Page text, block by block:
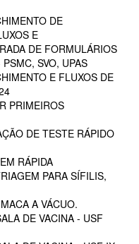
DE
E
DE FORMULÁRIOS
SVO, UPAS
E FLUXOS DE
PRIMEIROS
DE TESTE RÁPIDO
RÁPIDA
PARA SÍFILIS,
A VÁCUO.
DE VACINA - USF